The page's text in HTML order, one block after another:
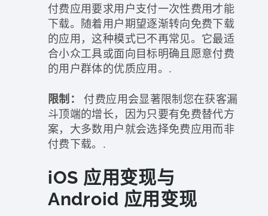
付费应用要求用户支付一次性费用才能
下载。随着用户期望逐渐转向免费下载
的应用，这种模式已不再常见。它最适
合小众工具或面向目标明确且愿意付费
的用户群体的优质应用。.
限制：
付费应用会显著限制您在获客漏
斗顶端的增长，因为只要有免费替代方
案，大多数用户就会选择免费应用而非
付费下载。.
iOS 应用变现与
Android 应用变现